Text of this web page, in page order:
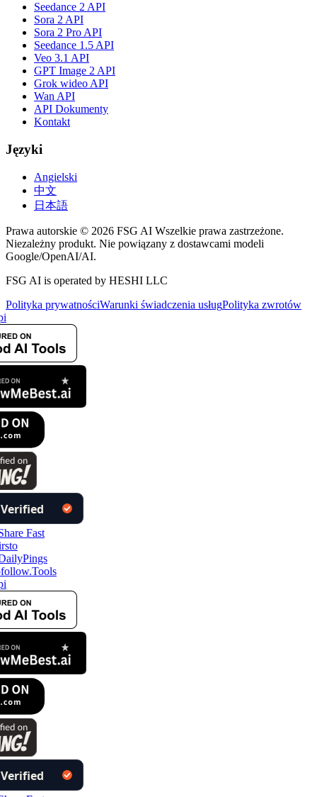
Seedance 2 API
Sora 2 API
Sora 2 Pro API
Seedance 1.5 API
Veo 3.1 API
GPT Image 2 API
Grok wideo API
Wan API
API Dokumenty
Kontakt
Języki
Angielski
中文
日本語
Prawa autorskie © 2026 FSG AI Wszelkie prawa zastrzeżone.
Niezależny produkt. Nie powiązany z dostawcami modeli
Google/OpenAI/AI.
FSG AI is operated by HESHI LLC
Polityka prywatnościWarunki świadczenia usługPolityka zwrotów